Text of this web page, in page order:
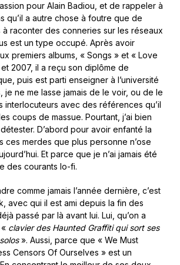
pour Alain Badiou, et de rappeler à
qu’il a autre chose à foutre que de
raconter des conneries sur les réseaux
est un type occupé. Après avoir
premiers albums, « Songs » et « Love
2007, il a reçu son diplôme de
puis est parti enseigner à l’université
je ne me lasse jamais de le voir, ou de le
interlocuteurs avec des références qu’il
coups de massue. Pourtant, j’ai bien
D’abord pour avoir enfanté la
ces merdes que plus personne n’ose
Et parce que je n’ai jamais été
des courants lo-fi.
comme jamais l’année dernière, c’est
avec qui il est ami depuis la fin des
passé par là avant lui. Lui, qu’on a
clavier des Haunted Graffiti qui sort ses
». Aussi, parce que « We Must
Censors Of Ourselves » est un